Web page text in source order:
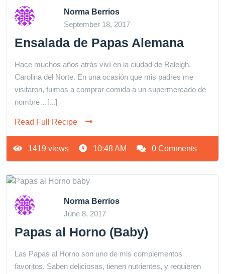
Norma Berrios
September 18, 2017
Ensalada de Papas Alemana
Hace muchos años atrás viví en la ciudad de Raleigh,
Carolina del Norte. En una ocasión que mis padres me
visitaron, fuimos a comprar comida a un supermercado de
nombre…[...]
Read Full Recipe
1419 views 10:48 AM 0 Comments
Norma Berrios
June 8, 2017
Papas al Horno (Baby)
Las Papas al Horno son uno de mis complementos
favoritos. Saben deliciosas, tienen nutrientes, y requieren